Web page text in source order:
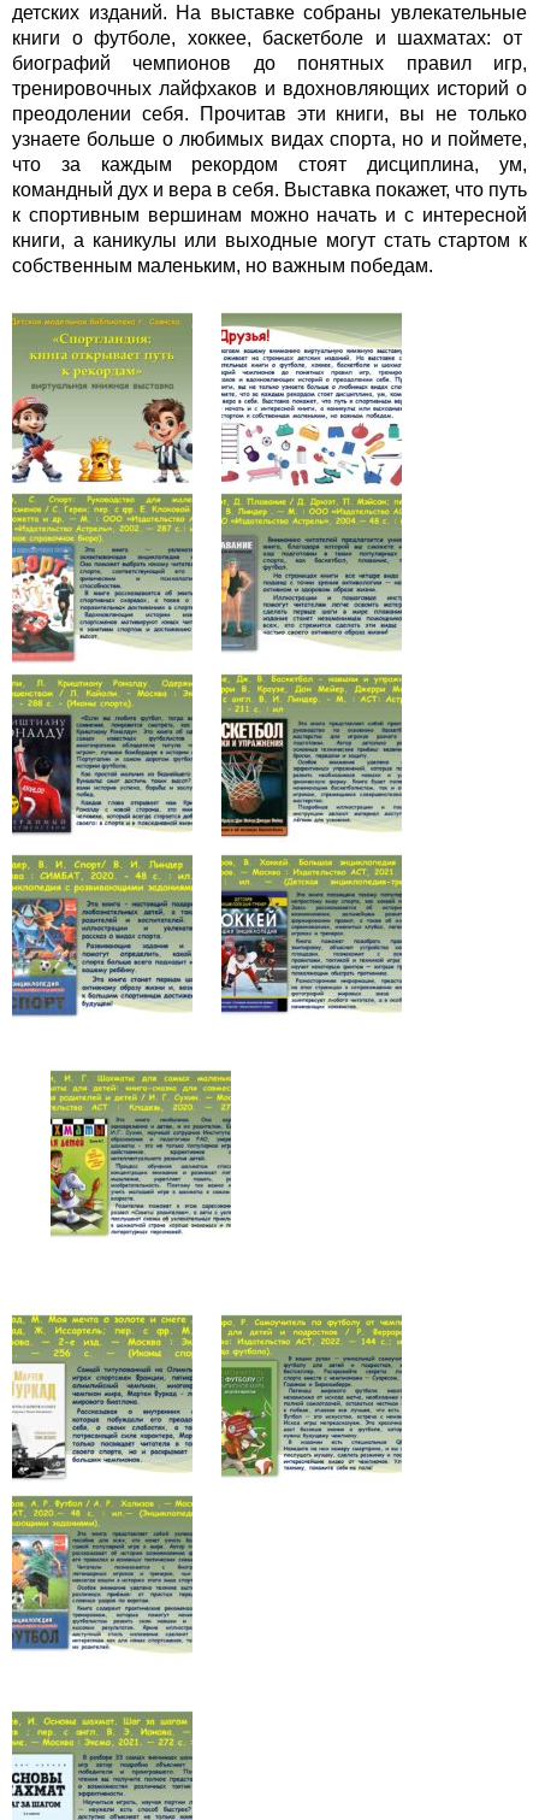
детских изданий. На выставке собраны увлекательные
книги о футболе, хоккее, баскетболе и шахматах: от
биографий чемпионов до понятных правил игр,
тренировочных лайфхаков и вдохновляющих историй о
преодолении себя.
Прочитав эти книги, вы не только
узнаете больше о любимых видах спорта, но и поймете,
что за каждым рекордом стоят дисциплина, ум,
командный дух и вера в себя. Выставка покажет, что путь
к спортивным вершинам можно начать и с интересной
книги, а каникулы или выходные могут стать стартом к
собственным маленьким, но важным победам.